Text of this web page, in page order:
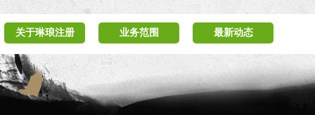
关于琳琅注册 业务范围 最新动态